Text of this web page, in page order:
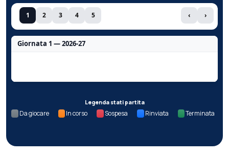
1 2 3 4 5 ‹ ›
Giornata 1 — 2026-27
Legenda stati partita
Da giocare In corso Sospesa Rinviata Terminata